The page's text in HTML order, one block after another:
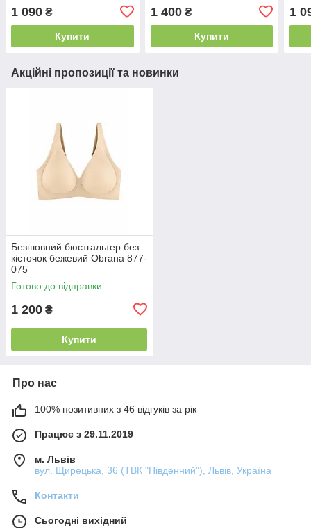
1 090 ₴
Купити
Leilieve 8403
1 400₴
Купити
1
Акційні пропозиції та новинки
Безшовний бюстгальтер без
кісточок бежевий Obrana 877-
075
Готово до відправки
1 200 ₴
Купити
Про нас
100% позитивних з 46 відгуків за рік
Працює з 29.11.2019
м. Львів
вул. Щирецька, 36 (ТВК "Південний"), Львів, Україна
Контакти
Сьогодні вихідний